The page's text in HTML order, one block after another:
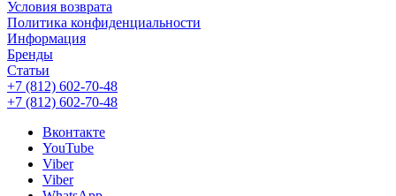
Условия возврата
Политика конфиденциальности
Информация
Бренды
Статьи
+7 (812) 602-70-48
+7 (812) 602-70-48
Вконтакте
YouTube
Viber
Viber